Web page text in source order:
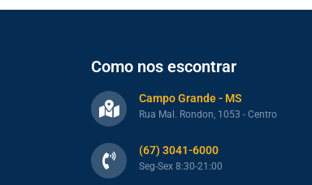
Como nos escontrar
Campo Grande - MS
Rua Mal. Rondon, 1053 - Centro
(67) 3041-6000
Seg-Sex 8:30-21:00